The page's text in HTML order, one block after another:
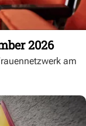
2026
am